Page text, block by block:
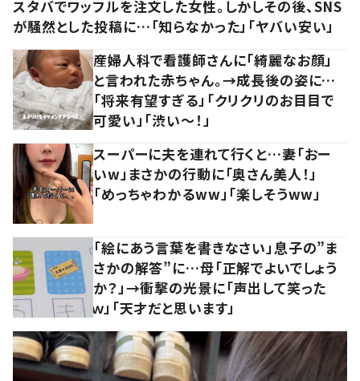
スタバでワッフルを注文した女性。しかしその後、SNS
が騒然とした投稿に…「知らなかった」「ヤバい安い」
産婦人科で看護師さんに「綺麗なお顔」
と言われた赤ちゃん。→成長後の姿に…
「将来有望すぎる」「クリクリのお目目で
可愛い」「渋い～！」
スーパーに夫を連れて行くと…妻「おー
いw」まさかの行動に「奥さん美人！」
「めっちゃわかるww」「楽しそうww」
「絵にあう言葉を書きなさい」息子の”ま
さかの解答”に…母「正解でよいでしょう
か？」→衝撃の光景に「声出して笑った
ｗ」「天才だと思います」